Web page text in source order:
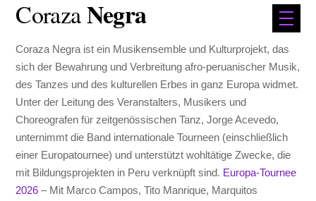
CorazaNegra
Coraza Negra ist ein Musikensemble und Kulturprojekt, das
sich der Bewahrung und Verbreitung afro-peruanischer Musik,
des Tanzes und des kulturellen Erbes in ganz Europa widmet.
Unter der Leitung des Veranstalters, Musikers und
Choreografen für zeitgenössischen Tanz, Jorge Acevedo,
unternimmt die Band internationale Tourneen (einschließlich
einer Europatournee) und unterstützt wohltätige Zwecke, die
mit Bildungsprojekten in Peru verknüpft sind. Europa-Tournee
2026 – Mit Marco Campos, Tito Manrique, Marquitos